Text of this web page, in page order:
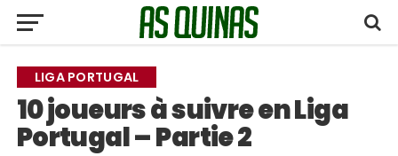
LIGA PORTUGAL
10 joueurs à suivre en Liga
Portugal – Partie 2